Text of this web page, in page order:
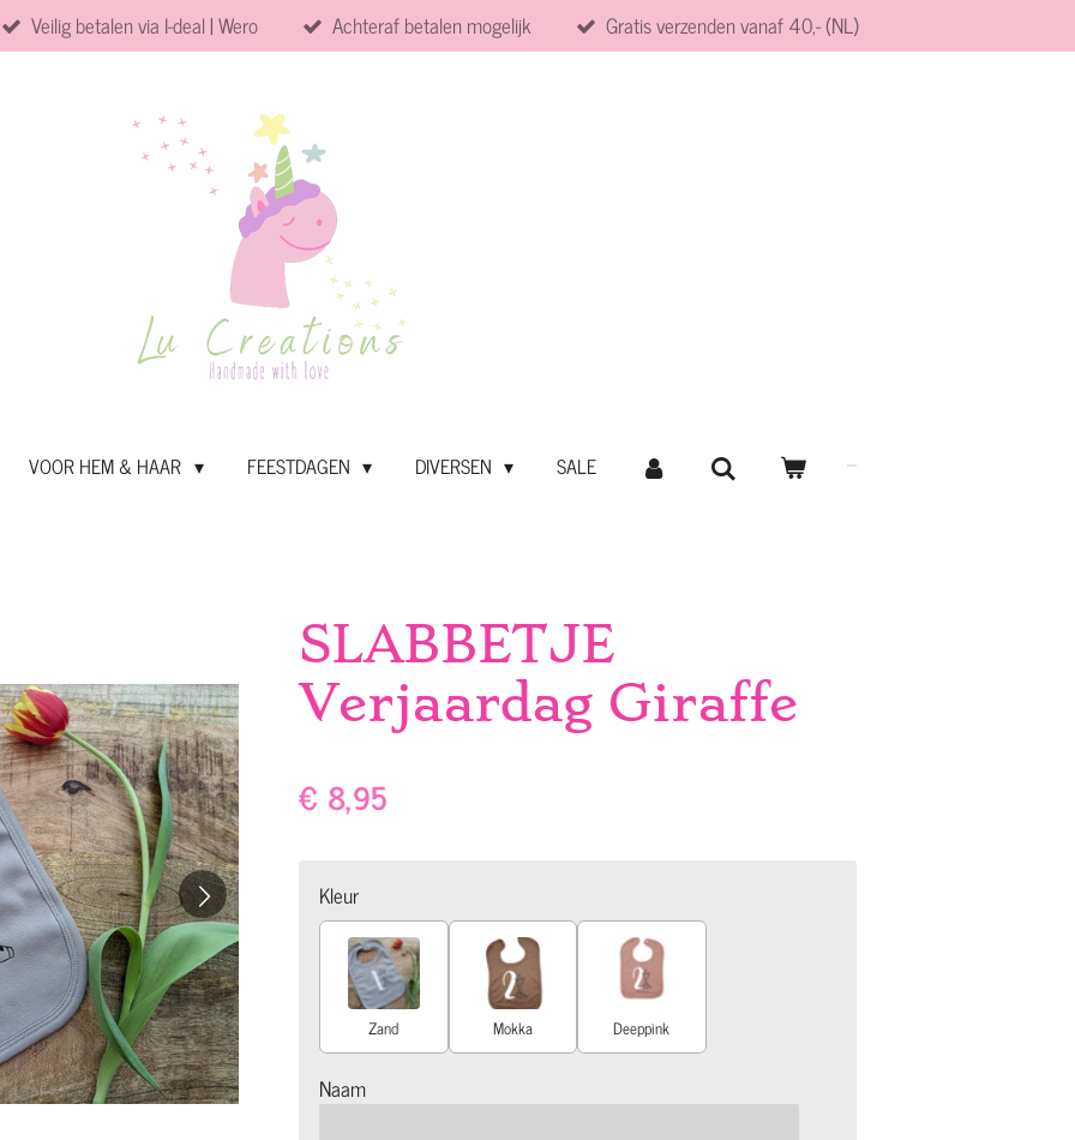
Veilig betalen via I-deal | Wero Achteraf betalen mogelijk Gratis verzenden vanaf 40,- (NL)
VOOR HEM & HAAR FEESTDAGEN DIVERSEN SALE
SLABBETJE
Verjaardag Giraffe
€ 8,95
Kleur
Zand Mokka Deeppink
Naam